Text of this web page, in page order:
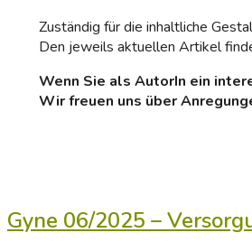
Zuständig für die inhaltliche
Den jeweils aktuellen Artikel
Wenn Sie als AutorIn ein
Wir freuen uns über
Gyne 06/2025 –